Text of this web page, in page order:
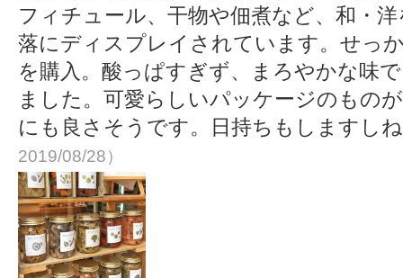
フィチュール、干物や佃煮など、和・
落にディスプレイされています。せっ
を購入。酸っぱすぎず、まろやかな味
ました。可愛らしいパッケージのもの
にも良さそうです。日持ちもしますし
2019/08/28）